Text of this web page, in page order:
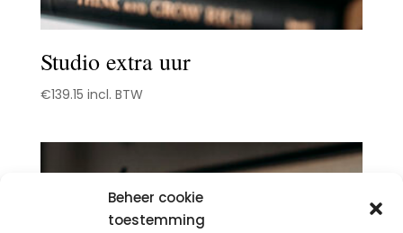
Beheer cookie
toestemming
Studio extra uur
€139.15 incl. BTW